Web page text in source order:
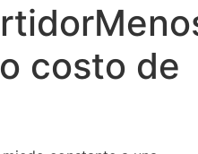
costo de